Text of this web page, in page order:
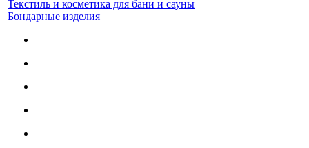
Текстиль и косметика для бани и сауны
Бондарные изделия